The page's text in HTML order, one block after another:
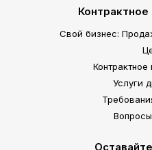
Свой бизнес:
Услуги